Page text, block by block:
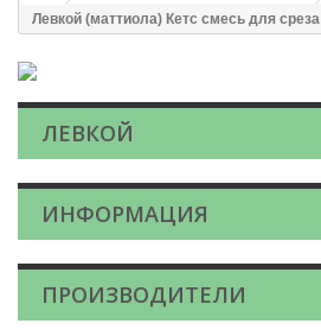
Левкой (маттиола) Кетс смесь для среза
ЛЕВКОЙ
ИНФОРМАЦИЯ
ПРОИЗВОДИТЕЛИ